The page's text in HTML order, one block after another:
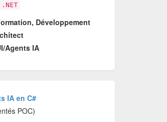
Développement
Agents IA
IA en C#
POC)